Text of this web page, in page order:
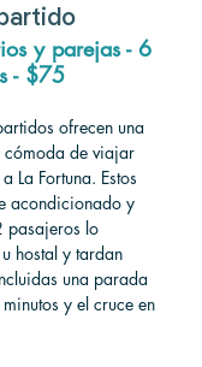
y parejas - 6
- $75
ofrecen una
de viajar
La Fortuna. Estos
acondicionado y
lo
hostal y tardan
una parada
y el cruce en